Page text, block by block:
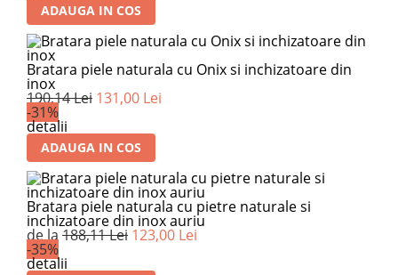
ADAUGA IN COS
Bratara piele naturala cu Onix si inchizatoare din
inox
190,14 Lei 131,00 Lei
-31%
detalii
ADAUGA IN COS
Bratara piele naturala cu pietre naturale si
inchizatoare din inox auriu
de la188,11 Lei 123,00 Lei
-35%
detalii